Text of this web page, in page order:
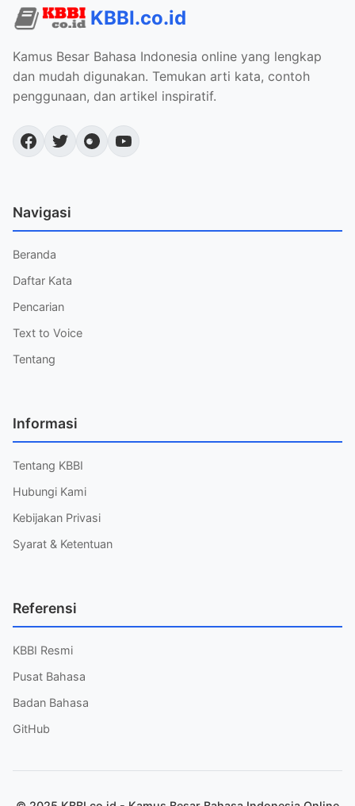
KBBI.co.id
Kamus Besar Bahasa Indonesia online yang lengkap
dan mudah digunakan. Temukan arti kata, contoh
penggunaan, dan artikel inspiratif.
Navigasi
Beranda
Daftar Kata
Pencarian
Text to Voice
Tentang
Informasi
Tentang KBBI
Hubungi Kami
Kebijakan Privasi
Syarat & Ketentuan
Referensi
KBBI Resmi
Pusat Bahasa
Badan Bahasa
GitHub